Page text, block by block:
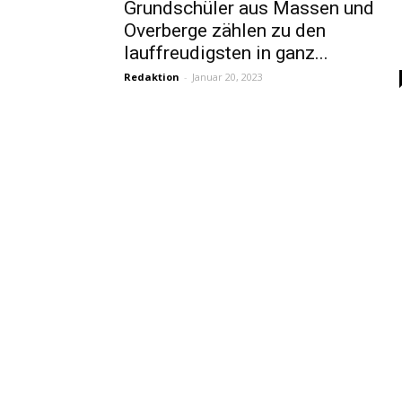
Grundschüler aus Massen und
Overberge zählen zu den
lauffreudigsten in ganz...
Redaktion - Januar 20, 2023